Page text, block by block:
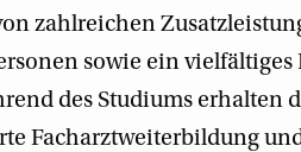
zahlreichen
sowie ein vielfältiges
des Studiums erhalten
Facharztweiterbildung